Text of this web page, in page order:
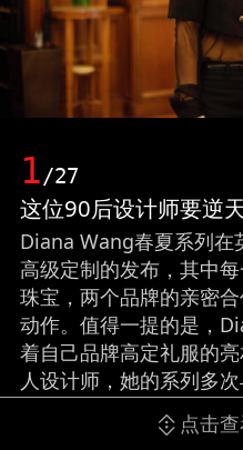
1/27
这位90后设计师要逆
Diana Wang春夏系列在
高级定制的发布，其中
珠宝，两个品牌的亲密
动作。值得一提的是，
着自己品牌高定礼服的
人设计师，她的系列多
实力给大家带来了一场
现场她与《VOGUE》中
点击